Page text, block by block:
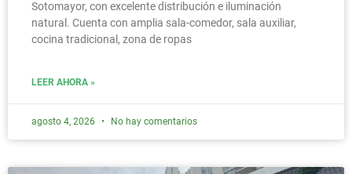
Sotomayor, con excelente distribución e iluminación
natural. Cuenta con amplia sala-comedor, sala auxiliar,
cocina tradicional, zona de ropas
LEER AHORA »
agosto 4, 2026 No hay comentarios